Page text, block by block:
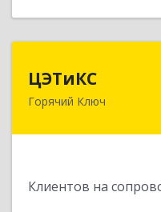
ЦЭТиКС
Горячий Ключ
Клиентов на
353290,